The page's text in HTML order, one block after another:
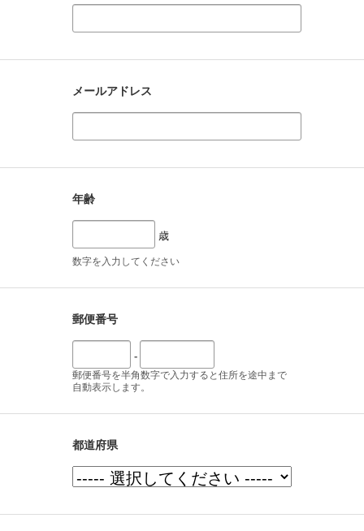
メールアドレス
年齢
歳
数字を入力してください
郵便番号
-
郵便番号を半角数字で入力すると住所を途中まで
自動表示します。
都道府県